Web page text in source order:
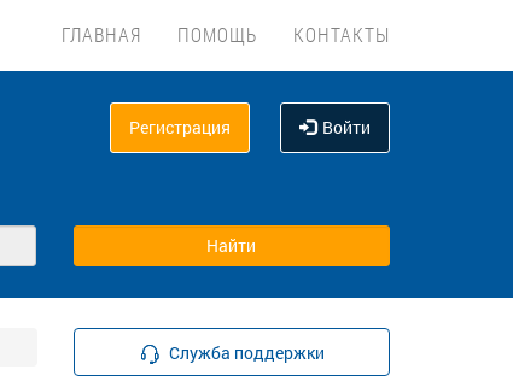
ГЛАВНАЯ ПОМОЩЬ КОНТАКТЫ
Регистрация Войти
Служба поддержки